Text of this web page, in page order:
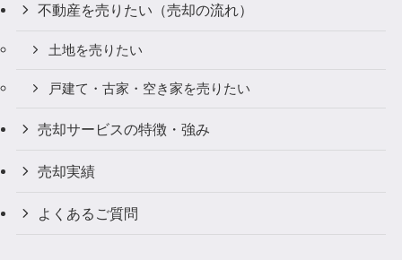
不動産を売りたい（売却の流れ）
土地を売りたい
戸建て・古家・空き家を売りたい
売却サービスの特徴・強み
売却実績
よくあるご質問